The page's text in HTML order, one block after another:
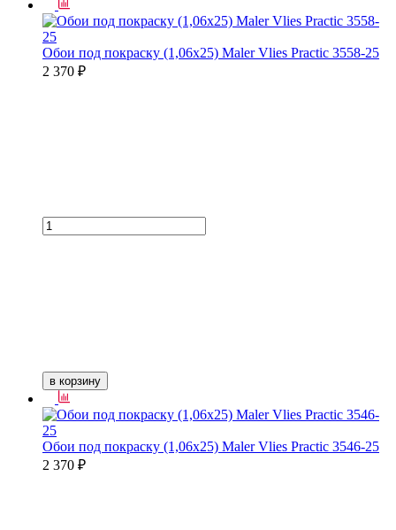
Обои под покраску (1,06х25) Maler Vlies Practic 3558-25
2 370 ₽
в корзину
Обои под покраску (1,06х25) Maler Vlies Practic 3546-25
2 370 ₽